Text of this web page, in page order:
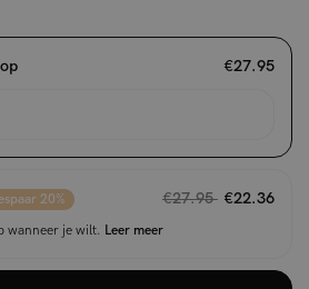
€27.95
20% €27.95 €22.36
wanneer je wilt. Leer meer